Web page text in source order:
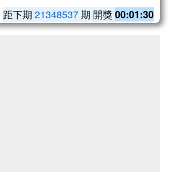
距下期 21348537期 開獎00:01:29